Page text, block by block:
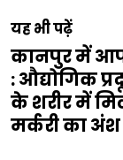
यह भी पढ़ें
कानपुर में
: औद्योगिक
के शरीर में
मर्करी का अंश